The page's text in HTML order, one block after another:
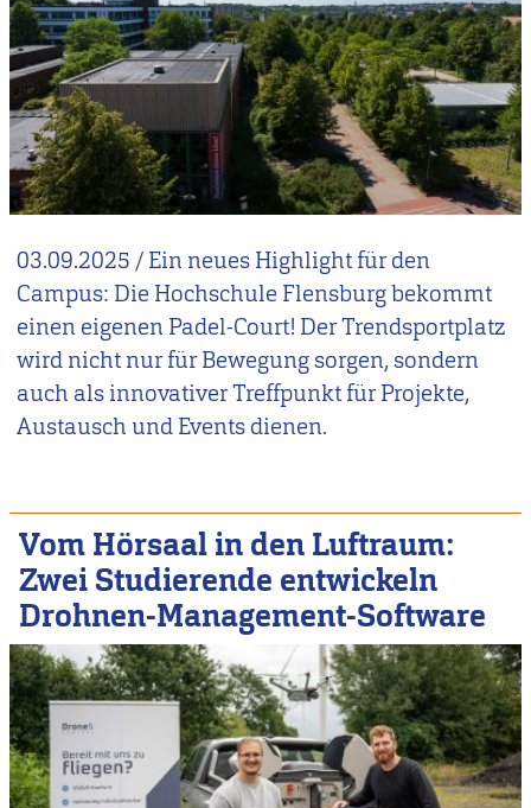
03.09.2025 /Ein neues Highlight für den
Campus: Die Hochschule Flensburg bekommt
einen eigenen Padel-Court! Der Trendsportplatz
wird nicht nur für Bewegung sorgen, sondern
auch als innovativer Treffpunkt für Projekte,
Austausch und Events dienen.
Vom Hörsaal in den Luftraum:
Zwei Studierende entwickeln
Drohnen-Management-Software